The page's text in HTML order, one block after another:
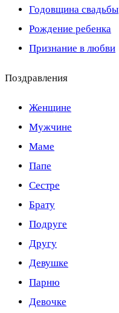
Годовщина свадьбы
Рождение ребенка
Признание в любви
Поздравления
Женщине
Мужчине
Маме
Папе
Сестре
Брату
Подруге
Другу
Девушке
Парню
Девочке